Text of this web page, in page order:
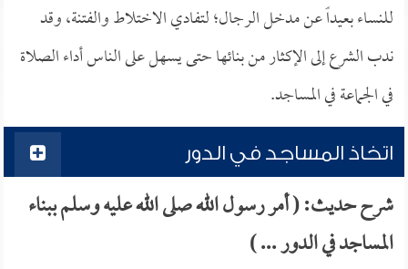
للنساء بعيداً عن مدخل الرجال؛ لتفادي الاختلاط والفتنة، وقد
ندب الشرع إلى الإكثار من بنائها حتى يسهل على الناس أداء الصلاة
في الجماعة في المساجد.
اتخاذ المساجد في الدور
شرح حديث: ( أمر رسول الله صلى الله عليه وسلم ببناء
المساجد في الدور ... )